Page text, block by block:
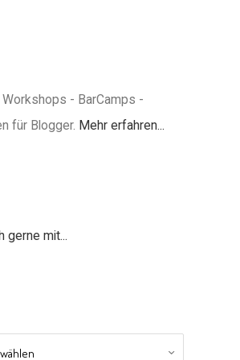
- BarCamps -
für Blogger. Mehr erfahren...
gerne mit...